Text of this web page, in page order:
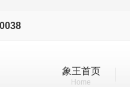
象王首页
Home